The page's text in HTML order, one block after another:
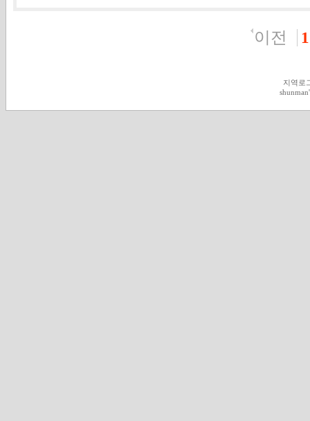
이전 1
지역로
shunman